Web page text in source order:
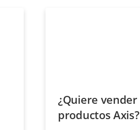
¿Quiere vender
productos Axis?